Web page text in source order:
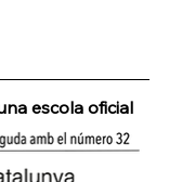
escola oficial